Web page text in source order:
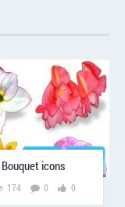
Bouquet icons
174 0 0